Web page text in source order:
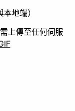
地端）
上傳至任何伺服